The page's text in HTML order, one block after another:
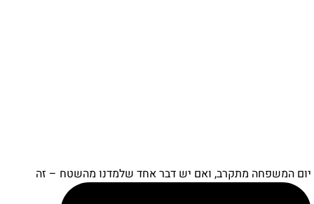
יום המשפחה מתקרב, ואם יש דבר אחד שלמדנו מהשטח – זה